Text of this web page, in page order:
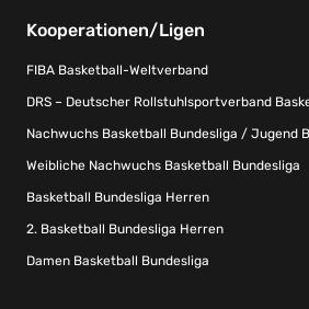
Kooperationen/Ligen
FIBA Basketball-Weltverband
DRS – Deutscher Rollstuhlsportverband
Nachwuchs Basketball Bundesliga / Jugend
Weibliche Nachwuchs Basketball Bundesliga
Basketball Bundesliga Herren
2. Basketball Bundesliga Herren
Damen Basketball Bundesliga